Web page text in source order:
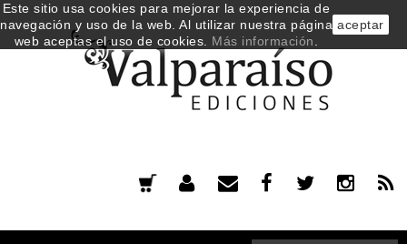
Este sitio usa cookies para mejorar la experiencia de
navegación y uso de la web. Al utilizar nuestra página
web aceptas el uso de cookies. Más información
aceptar